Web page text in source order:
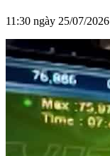
11:30 ngày 25/07/2026